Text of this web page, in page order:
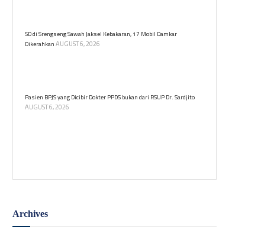
SD di Srengseng Sawah Jaksel Kebakaran, 17 Mobil Damkar
DikerahkanAUGUST 6, 2026
Pasien BPJS yang Dicibir Dokter PPDS bukan dari RSUP Dr. Sardjito
AUGUST 6, 2026
Archives